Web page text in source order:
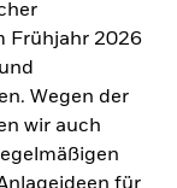
Frühjahr 2026
Wegen der
wir auch